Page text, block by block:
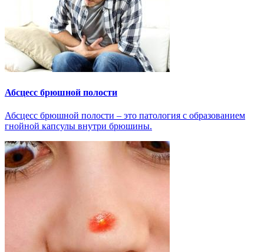
Абсцесс брюшной полости
Абсцесс брюшной полости – это патология с образованием
гнойной капсулы внутри брюшины.